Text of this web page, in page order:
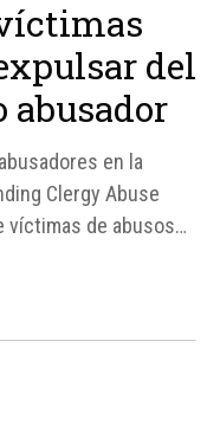
del
en la
Clergy Abuse
víctimas de abusos
para la Protección